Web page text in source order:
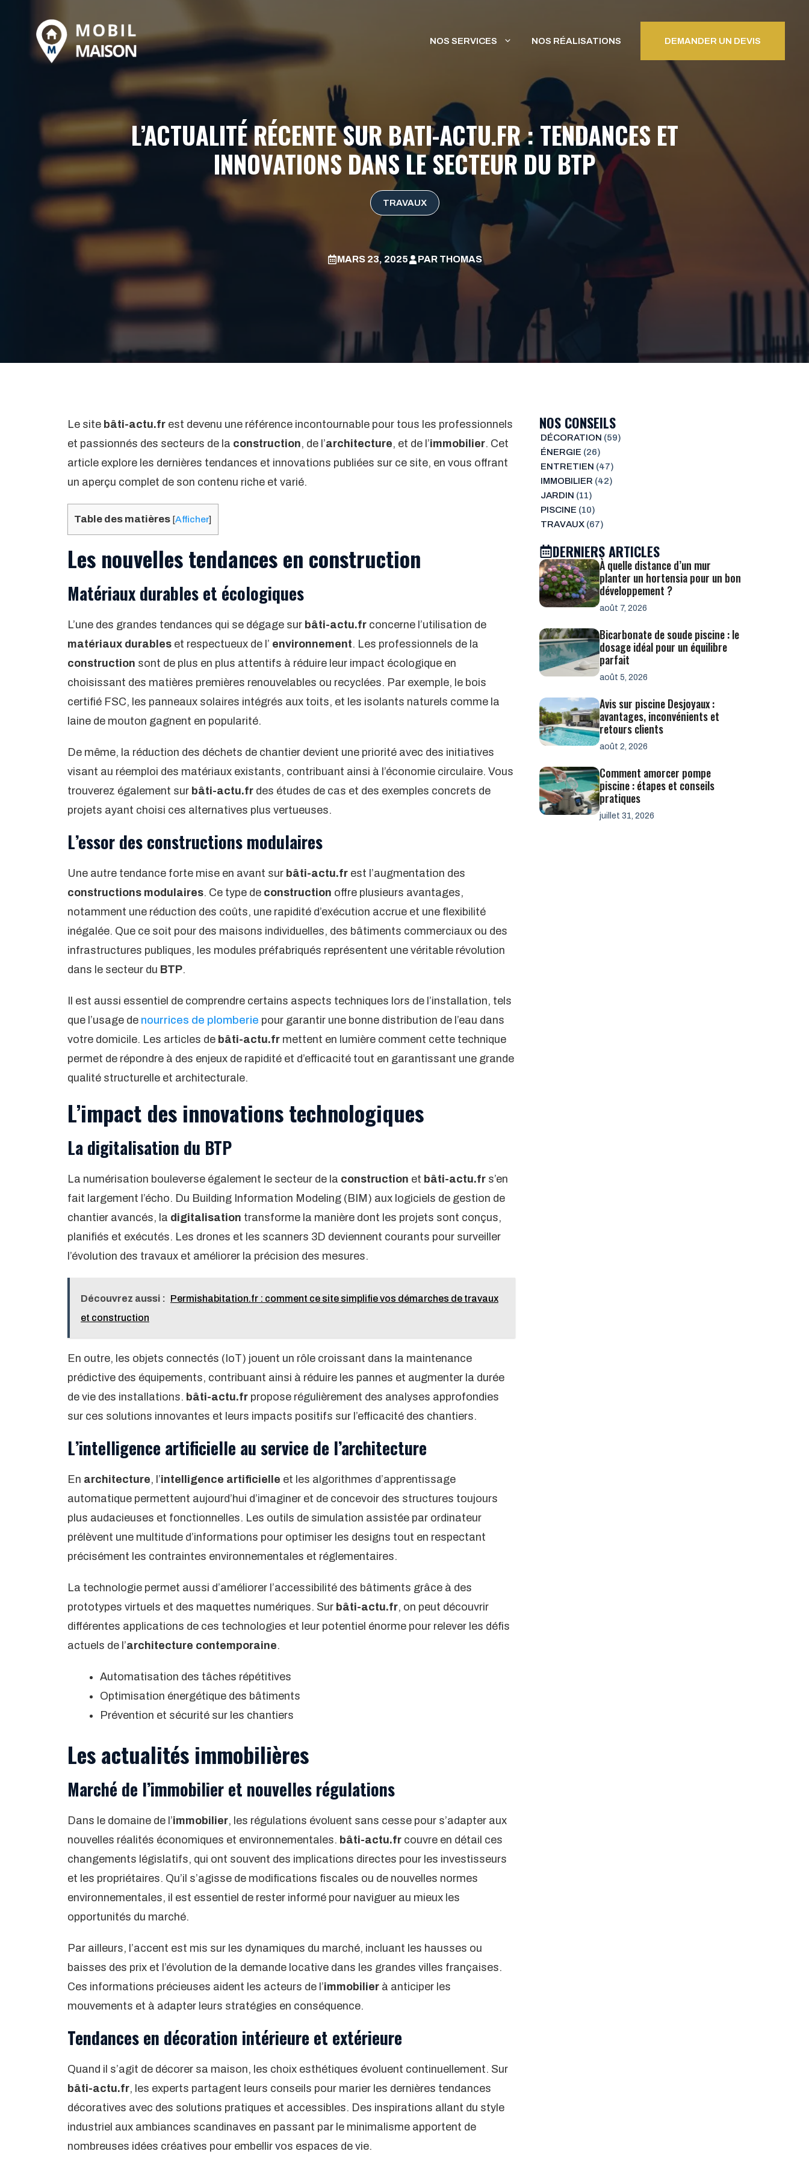
contenu
NOS SERVICES NOS RÉALISATIONS DEMANDER UN DEVIS
L’ACTUALITÉ RÉCENTE SUR BATI-ACTU.FR : TENDANCES ET
INNOVATIONS DANS LE SECTEUR DU BTP
TRAVAUX
MARS 23, 2025 PAR THOMAS
Le site bâti-actu.fr est devenu une référence incontournable pour tous les professionnels
et passionnés des secteurs de la construction, de l’architecture, et de l’immobilier. Cet
article explore les dernières tendances et innovations publiées sur ce site, en vous offrant
un aperçu complet de son contenu riche et varié.
Table des matières [Afficher]
Les nouvelles tendances en construction
Matériaux durables et écologiques
L’une des grandes tendances qui se dégage sur bâti-actu.fr concerne l’utilisation de
matériaux durables et respectueux de l’ environnement. Les professionnels de la
construction sont de plus en plus attentifs à réduire leur impact écologique en
choisissant des matières premières renouvelables ou recyclées. Par exemple, le bois
certifié FSC, les panneaux solaires intégrés aux toits, et les isolants naturels comme la
laine de mouton gagnent en popularité.
De même, la réduction des déchets de chantier devient une priorité avec des initiatives
visant au réemploi des matériaux existants, contribuant ainsi à l’économie circulaire. Vous
trouverez également sur bâti-actu.fr des études de cas et des exemples concrets de
projets ayant choisi ces alternatives plus vertueuses.
L’essor des constructions modulaires
Une autre tendance forte mise en avant sur bâti-actu.fr est l’augmentation des
constructions modulaires. Ce type de construction offre plusieurs avantages,
notamment une réduction des coûts, une rapidité d’exécution accrue et une flexibilité
inégalée. Que ce soit pour des maisons individuelles, des bâtiments commerciaux ou des
infrastructures publiques, les modules préfabriqués représentent une véritable révolution
dans le secteur du BTP.
Il est aussi essentiel de comprendre certains aspects techniques lors de l’installation, tels
que l’usage de nourrices de plomberie pour garantir une bonne distribution de l’eau dans
votre domicile. Les articles de bâti-actu.fr mettent en lumière comment cette technique
permet de répondre à des enjeux de rapidité et d’efficacité tout en garantissant une grande
qualité structurelle et architecturale.
L’impact des innovations technologiques
La digitalisation du BTP
La numérisation bouleverse également le secteur de la construction et bâti-actu.fr s’en
fait largement l’écho. Du Building Information Modeling (BIM) aux logiciels de gestion de
chantier avancés, la digitalisation transforme la manière dont les projets sont conçus,
planifiés et exécutés. Les drones et les scanners 3D deviennent courants pour surveiller
l’évolution des travaux et améliorer la précision des mesures.
Découvrez aussi : Permishabitation.fr : comment ce site simplifie vos démarches de travaux
et construction
En outre, les objets connectés (IoT) jouent un rôle croissant dans la maintenance
prédictive des équipements, contribuant ainsi à réduire les pannes et augmenter la durée
de vie des installations. bâti-actu.fr propose régulièrement des analyses approfondies
sur ces solutions innovantes et leurs impacts positifs sur l’efficacité des chantiers.
L’intelligence artificielle au service de l’architecture
En architecture, l’intelligence artificielle et les algorithmes d’apprentissage
automatique permettent aujourd’hui d’imaginer et de concevoir des structures toujours
plus audacieuses et fonctionnelles. Les outils de simulation assistée par ordinateur
prélèvent une multitude d’informations pour optimiser les designs tout en respectant
précisément les contraintes environnementales et réglementaires.
La technologie permet aussi d’améliorer l’accessibilité des bâtiments grâce à des
prototypes virtuels et des maquettes numériques. Sur bâti-actu.fr, on peut découvrir
différentes applications de ces technologies et leur potentiel énorme pour relever les défis
actuels de l’architecture contemporaine.
Automatisation des tâches répétitives
Optimisation énergétique des bâtiments
Prévention et sécurité sur les chantiers
Les actualités immobilières
Marché de l’immobilier et nouvelles régulations
Dans le domaine de l’immobilier, les régulations évoluent sans cesse pour s’adapter aux
nouvelles réalités économiques et environnementales. bâti-actu.fr couvre en détail ces
changements législatifs, qui ont souvent des implications directes pour les investisseurs
et les propriétaires. Qu’il s’agisse de modifications fiscales ou de nouvelles normes
environnementales, il est essentiel de rester informé pour naviguer au mieux les
opportunités du marché.
Par ailleurs, l’accent est mis sur les dynamiques du marché, incluant les hausses ou
baisses des prix et l’évolution de la demande locative dans les grandes villes françaises.
Ces informations précieuses aident les acteurs de l’immobilier à anticiper les
mouvements et à adapter leurs stratégies en conséquence.
Tendances en décoration intérieure et extérieure
Quand il s’agit de décorer sa maison, les choix esthétiques évoluent continuellement. Sur
bâti-actu.fr, les experts partagent leurs conseils pour marier les dernières tendances
décoratives avec des solutions pratiques et accessibles. Des inspirations allant du style
industriel aux ambiances scandinaves en passant par le minimalisme apportent de
nombreuses idées créatives pour embellir vos espaces de vie.
NOS CONSEILS
DÉCORATION (59)
ÉNERGIE (26)
ENTRETIEN (47)
IMMOBILIER (42)
JARDIN (11)
PISCINE (10)
TRAVAUX(67)
DERNIERS ARTICLES
À quelle distance d’un mur
planter un hortensia pour un bon
développement ?
août 7, 2026
Bicarbonate de soude piscine : le
dosage idéal pour un équilibre
parfait
août 5, 2026
Avis sur piscine Desjoyaux :
avantages, inconvénients et
retours clients
août 2, 2026
Comment amorcer pompe
piscine : étapes et conseils
pratiques
juillet 31, 2026